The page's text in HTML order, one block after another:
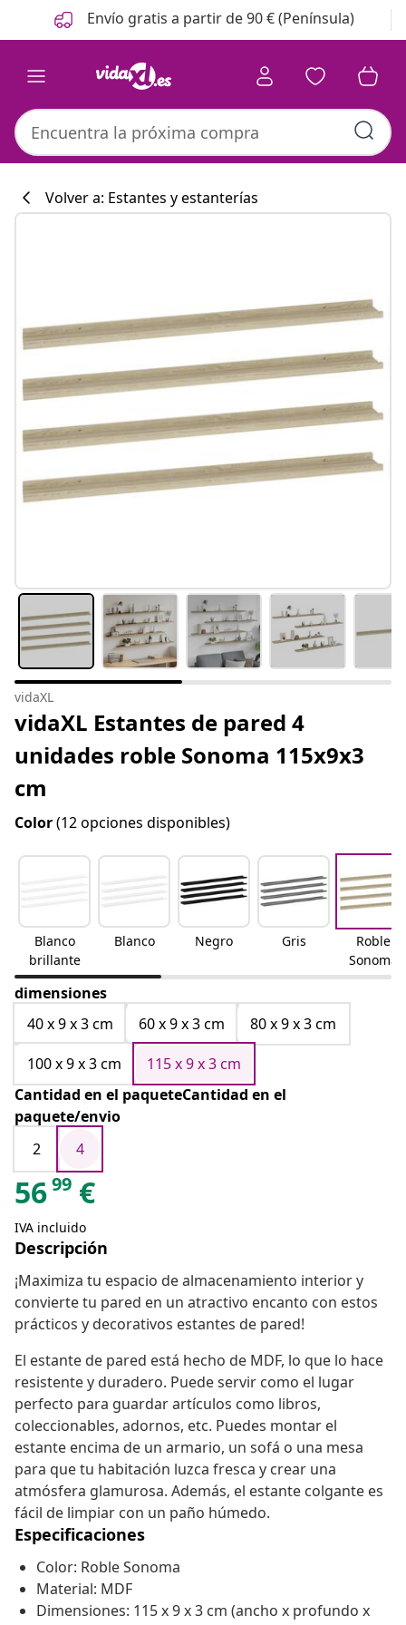
Anterior
Siguiente Envío gratis a partir de 90 € (Península)
#sharemevidaxl
Volver a: Estantes y estanterías
vidaXL
vidaXL Estantes de pared 4
unidades roble Sonoma 115x9x3
cm
Color(12 opciones disponibles)
Blanco
brillante
Blanco Negro Gris
Roble
Sonoma
dimensiones
40 x 9 x 3 cm
60 x 9 x 3 cm
80 x 9 x 3 cm
100 x 9 x 3 cm
115 x 9 x 3 cm
Cantidad en el paqueteCantidad en el
paquete/envio
2
4
5699 €
IVA incluido
Descripción
¡Maximiza tu espacio de almacenamiento interior y
convierte tu pared en un atractivo encanto con estos
prácticos y decorativos estantes de pared!
El estante de pared está hecho de MDF, lo que lo hace
resistente y duradero. Puede servir como el lugar
perfecto para guardar artículos como libros,
coleccionables, adornos, etc. Puedes montar el
estante encima de un armario, un sofá o una mesa
para que tu habitación luzca fresca y crear una
atmósfera glamurosa. Además, el estante colgante es
fácil de limpiar con un paño húmedo.
Especificaciones
Color: Roble Sonoma
Material: MDF
Dimensiones: 115 x 9 x 3 cm (ancho x profundo x